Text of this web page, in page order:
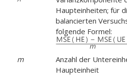
Haupteinheiten; für
balancierten
folgende Formel:
m
Anzahl der
Haupteinheit